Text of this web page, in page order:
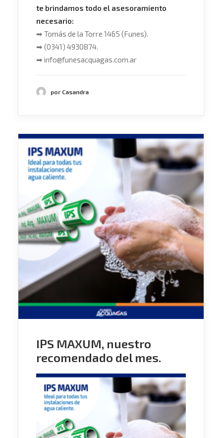
te brindamos todo el asesoramiento
necesario:
➡ Tomás de la Torre 1465 (Funes).
➡ (0341) 4930874.
➡ info@funesacquagas.com.ar
por Casandra
IPS MAXUM, nuestro
recomendado del mes.